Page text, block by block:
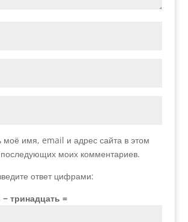
моё имя, email и адрес сайта в этом
моих комментариев.
ответ цифрами:
тринадцать =